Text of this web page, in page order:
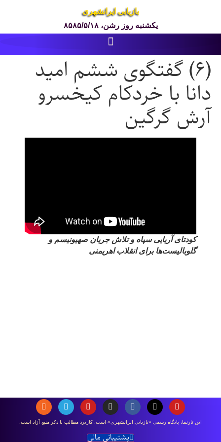
بازیابی ایرانشهری
یکشنبه روز رشن، ۸۵۸۵/۵/۱۸
(۶) گفتگوی ششم امید
دانا با خردکام کیخسرو
آرش گرگین
كودتای آریایی سپاه و تلاش جريان صهيونيسم و
گلوبالیست‌ها برای انقلاب اهریمنی
اين تارنما، پایگاه رسمی «بازیابی ایرانشهری» است. كاربرد مطالب با ذكر منبع آزاد است.
پشتیبانی مالی